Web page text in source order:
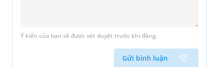
Ý kiến của bạn sẽ được xét duyệt trước khi đăng.
Gửi bình luận